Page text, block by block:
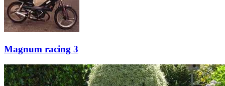
Magnum racing 3